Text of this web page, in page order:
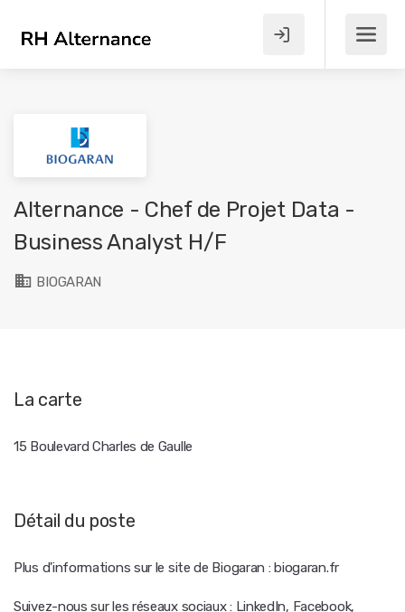
Alternance - Chef de Projet Data -
Business Analyst H/F
BIOGARAN
La carte
15 Boulevard Charles de Gaulle
Détail du poste
Plus d'informations sur le site de Biogaran : biogaran.fr
Suivez-nous sur les réseaux sociaux : LinkedIn, Facebook,